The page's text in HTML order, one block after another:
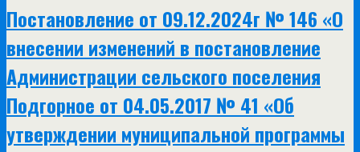
Постановление от 09.12.2024г № 146 «О
внесении изменений в постановление
Администрации сельского поселения
Подгорное от 04.05.2017 № 41 «Об
утверждении муниципальной программы